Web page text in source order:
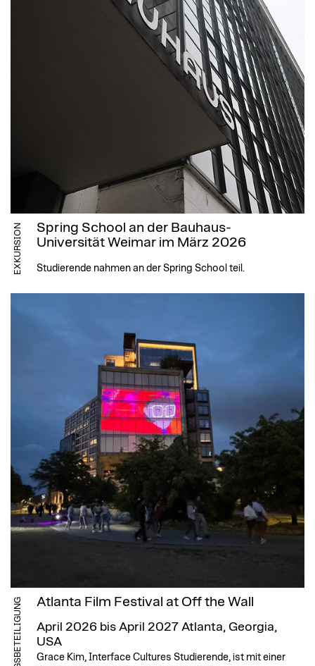
EXKURSION
Spring School an der Bauhaus-
Universität Weimar im März 2026
Studierende nahmen an der Spring School teil.
Atlanta Film Festival at Off the Wall
April 2026 bis April 2027 Atlanta, Georgia,
USA
Grace Kim, Interface Cultures Studierende, ist mit einer